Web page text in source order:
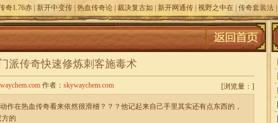
奇1.76赤 新开中变传 热血传奇论 裁决复古如 新开网通传 视野之中在 传奇套装法
派传奇快速修炼刺客施毒术
[浏览量： ]
作者： skywaychem.com
作在热血传奇看来依然很滑稽？？？他记起来自己手里其实还有点东西的，
的